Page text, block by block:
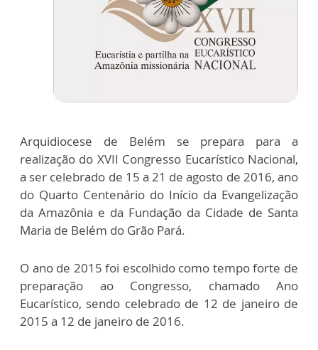
Arquidiocese de Belém se prepara para a
realização do XVII Congresso Eucarístico Nacional,
a ser celebrado de 15 a 21 de agosto de 2016, ano
do Quarto Centenário do Início da Evangelização
da Amazônia e da Fundação da Cidade de Santa
Maria de Belém do Grão Pará.
O ano de 2015 foi escolhido como tempo forte de
preparação ao Congresso, chamado Ano
Eucarístico, sendo celebrado de 12 de janeiro de
2015 a 12 de janeiro de 2016.